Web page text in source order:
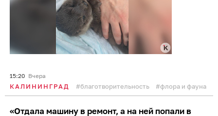
15:20 Вчера
КАЛИНИНГРАД благотворительность флора и фауна
«Отдала машину в ремонт, а на ней попали в